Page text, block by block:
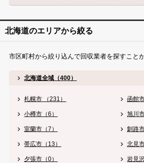
北海道のエリアから絞る
市区町村から絞り込んで回収業者を探すこと
北海道全域（400）
札幌市 （231） 函館
小樽市（6） 旭川
室蘭市（7） 釧路
帯広市（13） 北見
夕張市（0） 岩見